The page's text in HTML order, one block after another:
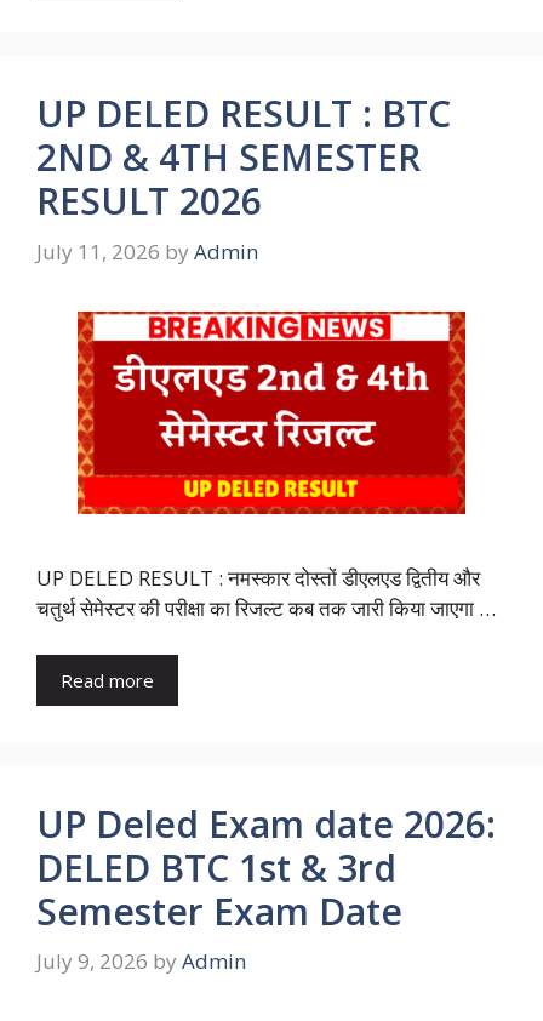
UP DELED RESULT : BTC
2ND & 4TH SEMESTER
RESULT 2026
July 11, 2026 by Admin
UP DELED RESULT : नमस्कार दोस्तों डीएलएड द्वितीय और
चतुर्थ सेमेस्टर की परीक्षा का रिजल्ट कब तक जारी किया जाएगा …
Read more
UP Deled Exam date 2026:
DELED BTC 1st & 3rd
Semester Exam Date
July 9, 2026 by Admin